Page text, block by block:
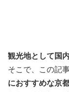
観光地として国
そこで、この記
におすすめな京